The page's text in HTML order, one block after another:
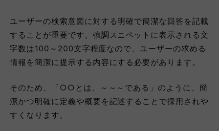
ユーザーの検索意図に対する明確で簡潔な回答を記載
することが重要です。強調スニペットに表示される文
字数は100～200文字程度なので、ユーザーの求める
情報を簡潔に提示する内容にする必要があります。
そのため、「○○とは、～～～である」のように、簡
潔かつ明確に定義や概要を記述することで採用されや
すくなります。